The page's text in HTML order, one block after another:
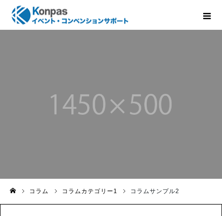
コラム コラムカテゴリー1 コラムサンプル2